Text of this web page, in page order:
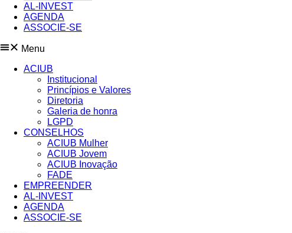
AL-INVEST
AGENDA
ASSOCIE-SE
Menu
ACIUB
Institucional
Princípios e Valores​
Diretoria
Galeria de honra
LGPD
CONSELHOS
ACIUB Mulher
ACIUB Jovem
ACIUB Inovação
FADE
EMPREENDER
AL-INVEST
AGENDA
ASSOCIE-SE